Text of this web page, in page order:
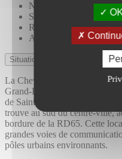
Nantes 20 min
Saint-Philbert-de-
Rezé 25 min
Accès D137 direct
Situation du quartier
La Chevrolière est idéalement
Grand-Lieu, à seulement 15
de Saint-Philbert-de-Grand-
trouve au sud du centre-ville,
bordure de la RD65. Cette
grandes voies de
pôles urbains environnants.